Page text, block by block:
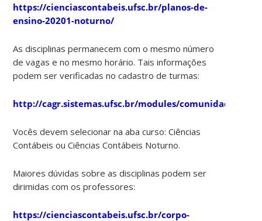
https://cienciascontabeis.ufsc.br/planos-de-
ensino-20201-noturno/
As disciplinas permanecem com o mesmo número
de vagas e no mesmo horário. Tais informações
podem ser verificadas no cadastro de turmas:
http://cagr.sistemas.ufsc.br/modules/comunidade/
Vocês devem selecionar na aba curso: Ciências
Contábeis ou Ciências Contábeis Noturno.
Maiores dúvidas sobre as disciplinas podem ser
dirimidas com os professores:
https://cienciascontabeis.ufsc.br/corpo-